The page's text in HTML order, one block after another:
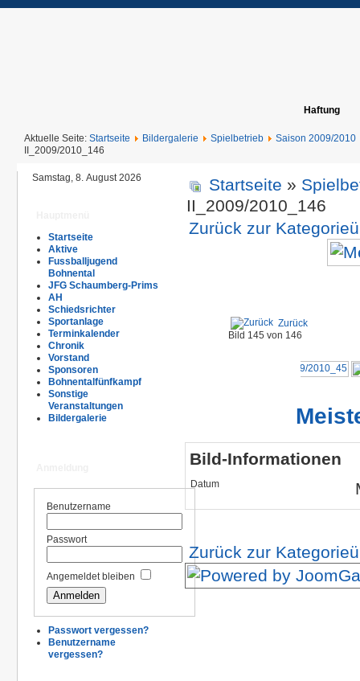
Haftung
Aktuelle Seite: Startseite Bildergalerie Spielbetrieb
Saison 2009/2010
II_2009/2010_146
Samstag, 8. August 2026
Startseite
Aktive
Fussballjugend
Bohnental
JFG Schaumberg-Prims
AH
Schiedsrichter
Sportanlage
Terminkalender
Chronik
Vorstand
Sponsoren
Bohnentalfünfkampf
Sonstige
Veranstaltungen
Bildergalerie
Benutzername
Passwort
Angemeldet bleiben
Passwort vergessen?
Benutzername
vergessen?
Startseite »
II_2009/2010_146
Zurück zur
Zurück
Bild 145 von 146
Bild-Informationen
Datum
Zurück zur